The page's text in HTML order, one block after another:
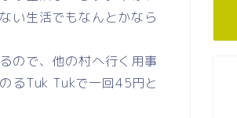
い生活でもなんとかなら
ので、他の村へ行く用事
るTuk Tukで一回45円と